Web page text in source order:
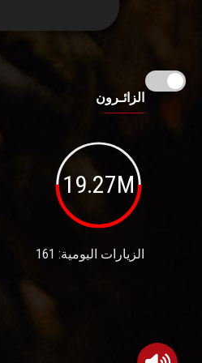
الزائـرون
19.27M
الزيارات اليومية: 161